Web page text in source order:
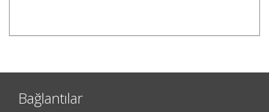
Bağlantılar